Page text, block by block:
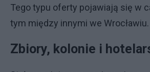
Tego typu oferty pojawiają się w
tym między innymi we Wrocławiu.
Zbiory, kolonie i